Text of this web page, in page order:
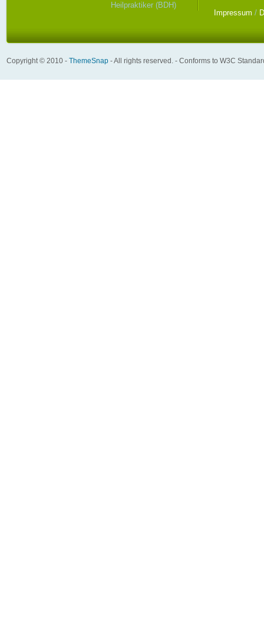
Heilpraktiker (BDH)
Impressum /
Copyright © 2010 - ThemeSnap - All rights reserved. - Conforms to W3C